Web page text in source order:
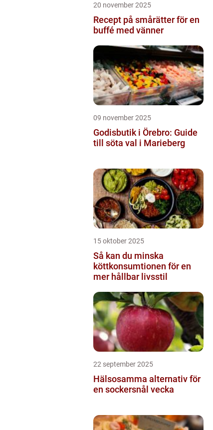
20 november 2025
Recept på smårätter för en
buffé med vänner
09 november 2025
Godisbutik i Örebro: Guide
till söta val i Marieberg
15 oktober 2025
Så kan du minska
köttkonsumtionen för en
mer hållbar livsstil
22 september 2025
Hälsosamma alternativ för
en sockersnål vecka